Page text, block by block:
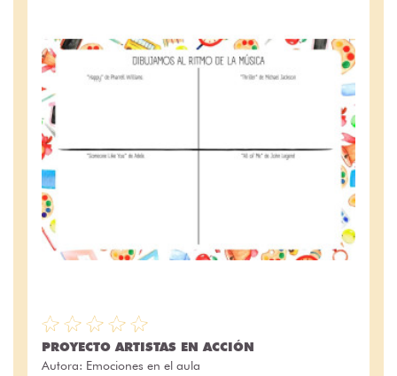
PROYECTO ARTISTAS EN ACCIÓN
Autora: Emociones en el aula